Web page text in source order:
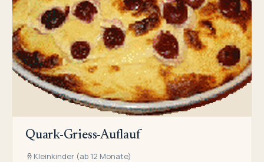
Quark-Griess-Auflauf
Kleinkinder (ab 12 Monate)